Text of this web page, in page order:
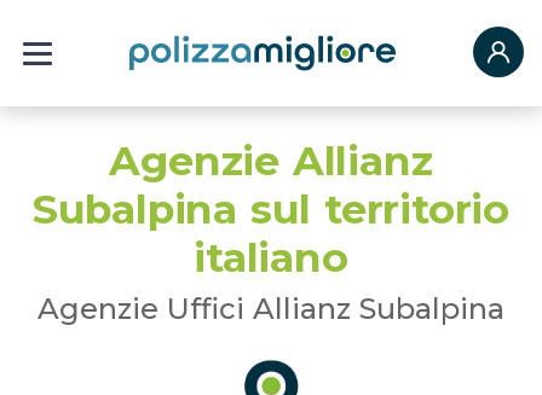
Agenzie Allianz
Subalpina sul territorio
italiano
Agenzie Uffici Allianz Subalpina